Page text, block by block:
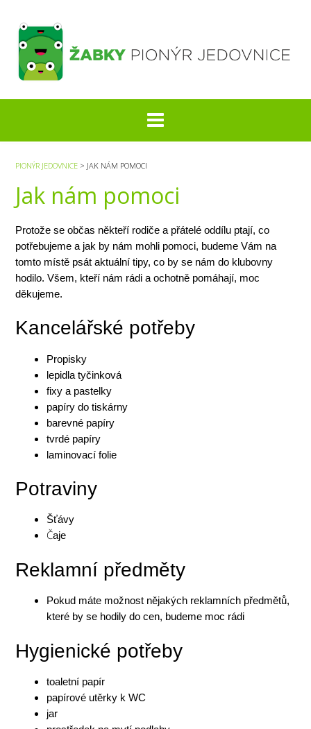
c
t
PIONÝR JEDOVNICE > JAK NÁM POMOCI
Jak nám pomoci
Protože se občas někteří rodiče a přátelé oddílu ptají, co
potřebujeme a jak by nám mohli pomoci, budeme Vám na
tomto místě psát aktuální tipy, co by se nám do klubovny
hodilo. Všem, kteří nám rádi a ochotně pomáhají, moc
děkujeme.
Kancelářské potřeby
Propisky
lepidla tyčinková
fixy a pastelky
papíry do tiskárny
barevné papíry
tvrdé papíry
laminovací folie
Potraviny
Šťávy
Čaje
Reklamní předměty
Pokud máte možnost nějakých reklamních předmětů,
které by se hodily do cen, budeme moc rádi
Hygienické potřeby
toaletní papír
papírové utěrky k WC
jar